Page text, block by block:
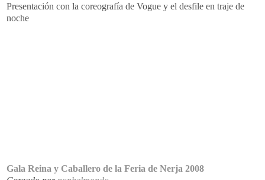
Presentación con la coreografía de Vogue y el desfile en traje de
noche
Gala Reina y Caballero de la Feria de Nerja 2008